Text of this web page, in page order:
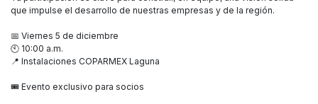
que impulse el desarrollo de nuestras empresas y de la región.
📅 Viernes 5 de diciembre
🕙 10:00 a.m.
📍 Instalaciones COPARMEX Laguna
🎟️ Evento exclusivo para socios